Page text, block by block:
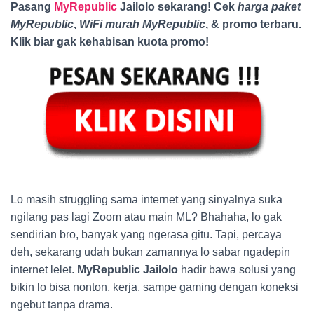
Pasang MyRepublic Jailolo sekarang! Cek harga paket
MyRepublic, WiFi murah MyRepublic, & promo terbaru.
Klik biar gak kehabisan kuota promo!
Lo masih struggling sama internet yang sinyalnya suka
ngilang pas lagi Zoom atau main ML? Bhahaha, lo gak
sendirian bro, banyak yang ngerasa gitu. Tapi, percaya
deh, sekarang udah bukan zamannya lo sabar ngadepin
internet lelet. MyRepublic Jailolo hadir bawa solusi yang
bikin lo bisa nonton, kerja, sampe gaming dengan koneksi
ngebut tanpa drama.